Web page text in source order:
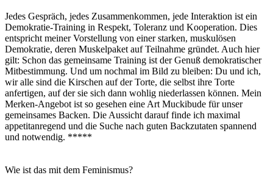
Jedes Gespräch, jedes Zusammenkommen, jede Interaktion ist ein
Demokratie-Training in Respekt, Toleranz und Kooperation. Dies
entspricht meiner Vorstellung von einer starken, muskulösen
Demokratie, deren Muskelpaket auf Teilnahme gründet. Auch hier
gilt: Schon das gemeinsame Training ist der Genuß demokratischer
Mitbestimmung. Und um nochmal im Bild zu bleiben: Du und ich,
wir alle sind die Kirschen auf der Torte, die selbst ihre Torte
anfertigen, auf der sie sich dann wohlig niederlassen können. Mein
Merken-Angebot ist so gesehen eine Art Muckibude für unser
gemeinsames Backen. Die Aussicht darauf finde ich maximal
appetitanregend und die Suche nach guten Backzutaten spannend
und notwendig. *****
Wie ist das mit dem Feminismus?